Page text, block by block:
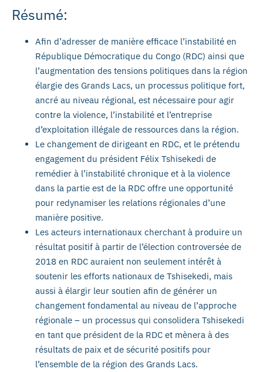
Résumé:
Afin d’adresser de manière efficace l’instabilité en
République Démocratique du Congo (RDC) ainsi que
l’augmentation des tensions politiques dans la région
élargie des Grands Lacs, un processus politique fort,
ancré au niveau régional, est nécessaire pour agir
contre la violence, l’instabilité et l’entreprise
d’exploitation illégale de ressources dans la région.
Le changement de dirigeant en RDC, et le prétendu
engagement du président Félix Tshisekedi de
remédier à l’instabilité chronique et à la violence
dans la partie est de la RDC offre une opportunité
pour redynamiser les relations régionales d’une
manière positive.
Les acteurs internationaux cherchant à produire un
résultat positif à partir de l’élection controversée de
2018 en RDC auraient non seulement intérêt à
soutenir les efforts nationaux de Tshisekedi, mais
aussi à élargir leur soutien afin de générer un
changement fondamental au niveau de l’approche
régionale – un processus qui consolidera Tshisekedi
en tant que président de la RDC et mènera à des
résultats de paix et de sécurité positifs pour
l’ensemble de la région des Grands Lacs.